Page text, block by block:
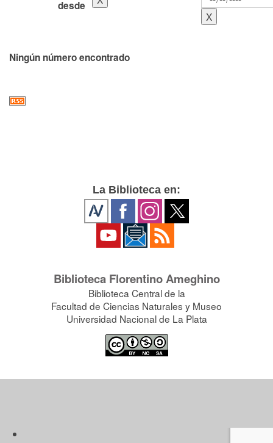
desde
Ningún número encontrado
La Biblioteca en:
Biblioteca Florentino Ameghino
Biblioteca Central de la
Facultad de Ciencias Naturales y Museo
Universidad Nacional de La Plata